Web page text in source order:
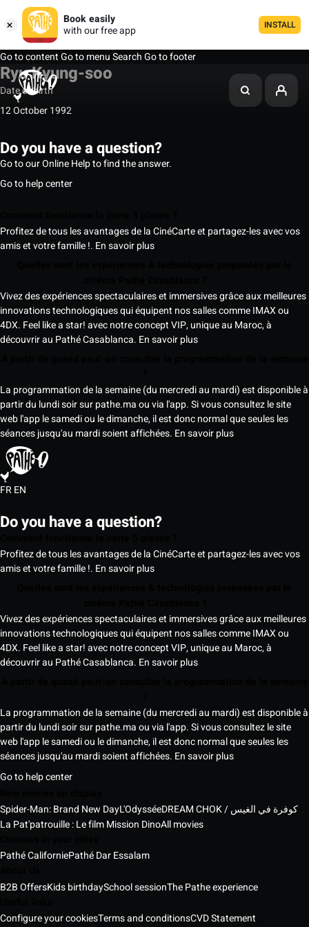
Book easily
with our free app
INSTALL
Go to contentGo to menuSearchGo to footer
Ryu Kyung-soo
Date of birth
12 October 1992
Do you have a question?
Go to our Online Help to find the answer.
Go to help center
Profitez de tous les avantages de la CinéCarte et partagez-les avec vos
amis et votre famille !. En savoir plus
Vivez des expériences spectaculaires et immersives grâce aux meilleures
innovations technologiques qui équipent nos salles comme IMAX ou
4DX. Feel like a star! avec notre concept VIP, unique au Maroc, à
découvrir au Pathé Casablanca. En savoir plus
La programmation de la semaine (du mercredi au mardi) est disponible à
partir du lundi soir sur pathe.ma ou via l'app. Si vous consultez le site
web l'app le samedi ou le dimanche, il est donc normal que seules les
séances jusqu'au mardi soient affichées. En savoir plus
FREN
Do you have a question?
Profitez de tous les avantages de la CinéCarte et partagez-les avec vos
amis et votre famille !. En savoir plus
Vivez des expériences spectaculaires et immersives grâce aux meilleures
innovations technologiques qui équipent nos salles comme IMAX ou
4DX. Feel like a star! avec notre concept VIP, unique au Maroc, à
découvrir au Pathé Casablanca. En savoir plus
La programmation de la semaine (du mercredi au mardi) est disponible à
partir du lundi soir sur pathe.ma ou via l'app. Si vous consultez le site
web l'app le samedi ou le dimanche, il est donc normal que seules les
séances jusqu'au mardi soient affichées. En savoir plus
Go to help center
Spider-Man: Brand New DayL'Odyssée
DREAM CHOK / كوفرة في الغيس
La Pat'patrouille : Le film Mission DinoAll movies
Pathé CaliforniePathé Dar Essalam
B2B OffersKids birthdaySchool sessionThe Pathe experience
Configure your cookiesTerms and conditionsCVD Statement